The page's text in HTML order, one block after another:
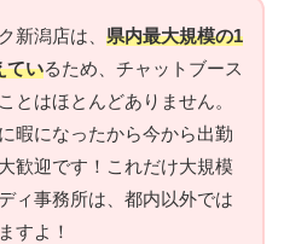
新潟店は、 県内最大規模の1
ているため、チャットブース
とはほとんどありません。
暇になったから今から出勤
歓迎です！これだけ大規模
ィ事務所は、都内以外では
すよ！